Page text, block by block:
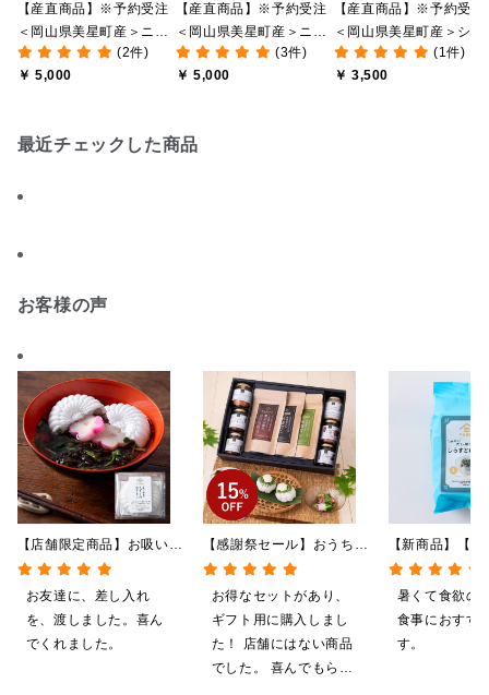
【産直商品】※予約受注
＜岡山県美星町産＞ニュ
ーピオーネ 1㎏（2房）
【贈答品】【オンライン
(2件)
￥ 5,000
【産直商品】※予約受注
＜岡山県美星町産＞ニュ
ーピオーネ 2㎏（3～5
房）【家庭用】【オンラ
(3件)
￥ 5,000
【産直商品】※予約受注
＜岡山県美星町産＞シャ
インマスカット 1㎏（2
房）【家庭用】【オンラ
(1件)
￥ 3,500
最近チェックした商品
お客様の声
【店舗限定商品】お吸い物
最中 もずくのおすまし
1食（6g）
お友達に、差し入れ
を、渡しました。喜ん
でくれました。
【新商品】【
やしだし茶漬
鯛だし 4食
暑くて食欲の
食事におすす
す。
【感謝祭セール】おうちで
贅沢ごはんギフト【送料無
料/沖縄県送料別途】【化
粧箱包装付/オンライン限
定】
お得なセットがあり、
ギフト用に購入しまし
た！ 店舗にはない商品
でした。 喜んでもらえ